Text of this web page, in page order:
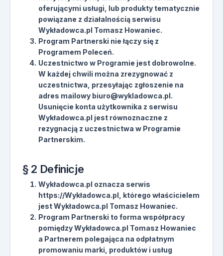
oferującymi usługi, lub produkty tematycznie
powiązane z działalnością serwisu
Wykładowca.pl Tomasz Howaniec.
Program Partnerski nie łączy się z
Programem Poleceń.
Uczestnictwo w Programie jest dobrowolne.
W każdej chwili można zrezygnować z
uczestnictwa, przesyłając zgłoszenie na
adres mailowy biuro@wykladowca.pl.
Usunięcie konta użytkownika z serwisu
Wykładowca.pl jest równoznaczne z
rezygnacją z uczestnictwa w Programie
Partnerskim.
§ 2 Definicje
Wykładowca.pl oznacza serwis
https://Wykładowca.pl, którego właścicielem
jest Wykładowca.pl Tomasz Howaniec.
Program Partnerski to forma współpracy
pomiędzy Wykładowca.pl Tomasz Howaniec
a Partnerem polegająca na odpłatnym
promowaniu marki, produktów i usług